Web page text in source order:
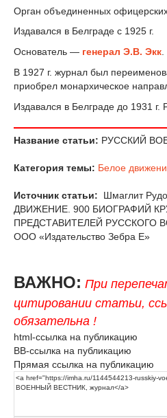
Орган объединенных
Издавался в Белграде с 1925 г.
Основатель — генерал Э.В. Экк
В 1927 г. журнал был
приобрел монархическое
Издавался в Белграде до 1931
Название статьи: РУССКИЙ
Категория темы: Белое
Источник статьи:
Шмаглит
ДВИЖЕНИЕ. 900 БИОГРАФИЙ
ПРЕДСТАВИТЕЛЕЙ РУССКОГО
ООО «Издательство Зебра Е»
ВАЖНО: При
цитировании статьи,
обязательна !
html-ссылка на публикацию
BB-ссылка на публикацию
Прямая ссылка на публикацию